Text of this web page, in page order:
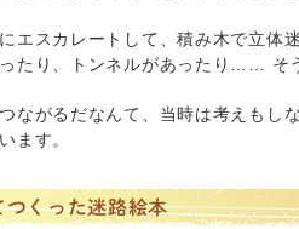
エスカレートして、積み木で立体
たり、トンネルがあったり…… そ
ながるだなんて、当時は考えもし
ます。
つくった迷路絵本